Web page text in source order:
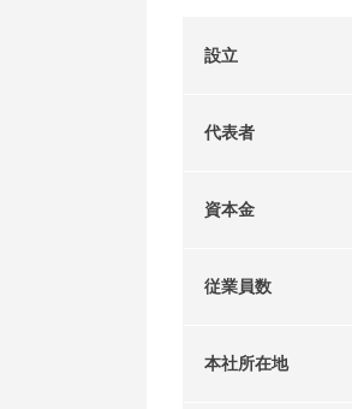
設立
代表者
資本金
従業員数
本社所在地